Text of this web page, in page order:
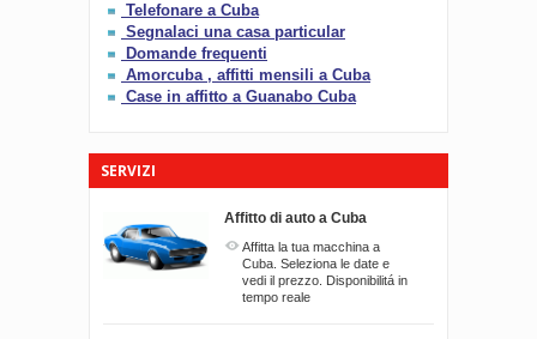
Telefonare a Cuba
Segnalaci una casa particular
Domande frequenti
Amorcuba , affitti mensili a Cuba
Case in affitto a Guanabo Cuba
SERVIZI
Affitto di auto a Cuba
Affitta la tua macchina a
Cuba. Seleziona le date e
vedi il prezzo. Disponibilitá in
tempo reale